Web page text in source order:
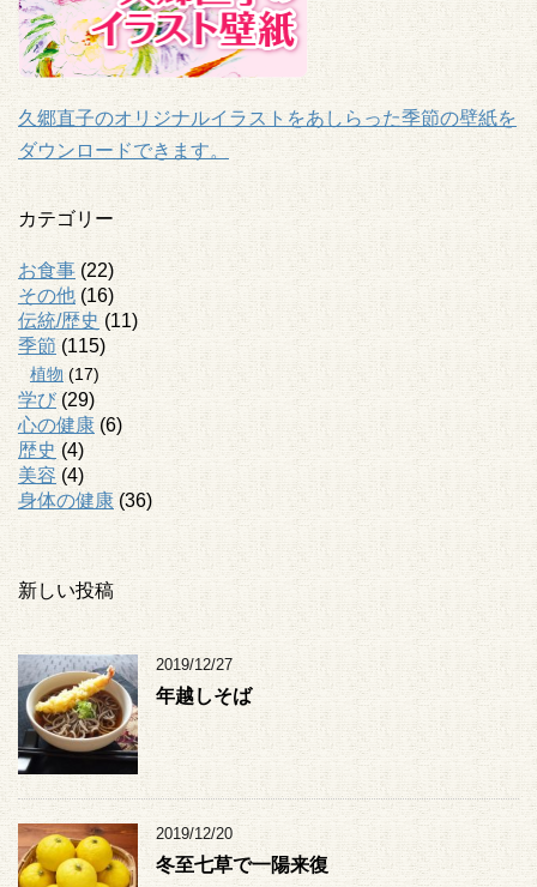
久郷直子のオリジナルイラストをあしらった季節の壁紙を
ダウンロードできます。
カテゴリー
お食事 (22)
その他 (16)
伝統/歴史 (11)
季節(115)
植物 (17)
学び(29)
心の健康 (6)
歴史 (4)
美容 (4)
身体の健康 (36)
新しい投稿
2019/12/27
年越しそば
2019/12/20
冬至七草で一陽来復